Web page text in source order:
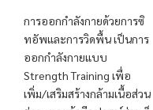
การออกกำลังกายด้วยการซิ
ทอัพและการวิดพื้น เป็นการ
ออกกำลังกายแบบ
Strength Training เพื่อ
เพิ่ม/เสริมสร้างกล้ามเนื้อส่วน